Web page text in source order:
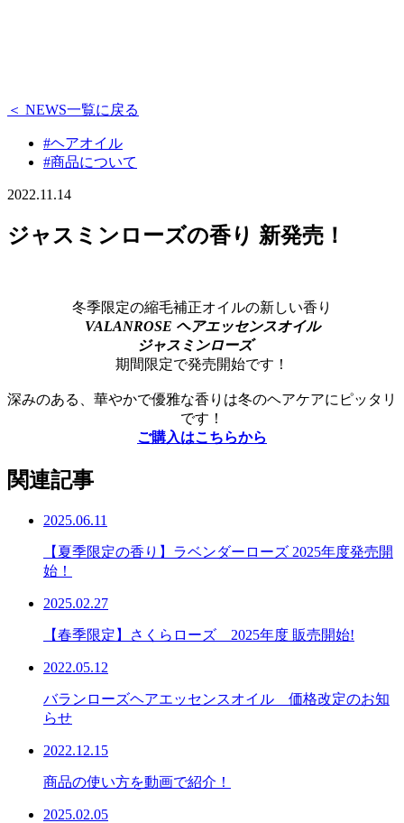
＜ NEWS一覧に戻る
#ヘアオイル
#商品について
2022.11.14
ジャスミンローズの香り 新発売！
冬季限定の縮毛補正オイルの新しい香り
VALANROSE ヘアエッセンスオイル
ジャスミンローズ
期間限定で発売開始です！
深みのある、華やかで優雅な香りは冬のヘアケアにピッタリ
です！
ご購入はこちらから
関連記事
2025.06.11
【夏季限定の香り】ラベンダーローズ 2025年度発売開
始！
2025.02.27
【春季限定】さくらローズ 2025年度 販売開始!
2022.05.12
バランローズヘアエッセンスオイル 価格改定のお知
らせ
2022.12.15
商品の使い方を動画で紹介！
2025.02.05